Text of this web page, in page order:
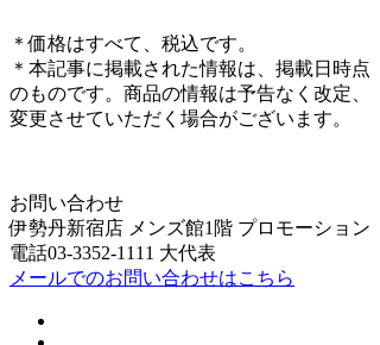
＊価格はすべて、税込です。
＊本記事に掲載された情報は、掲載日時点
のものです。商品の情報は予告なく改定、
変更させていただく場合がございます。
お問い合わせ
伊勢丹新宿店 メンズ館1階 プロモーション
電話03-3352-1111 大代表
メールでのお問い合わせはこちら